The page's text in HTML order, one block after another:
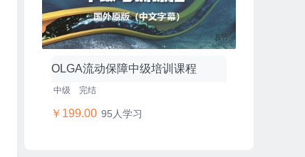
8节
OLGA流动保障中级培训课程
中级 完结
￥199.00 95人学习